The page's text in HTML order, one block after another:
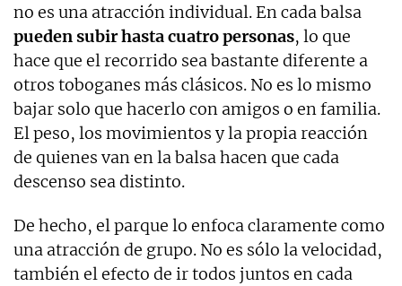
no es una atracción individual. En cada balsa
pueden subir hasta cuatro personas, lo que
hace que el recorrido sea bastante diferente a
otros toboganes más clásicos. No es lo mismo
bajar solo que hacerlo con amigos o en familia.
El peso, los movimientos y la propia reacción
de quienes van en la balsa hacen que cada
descenso sea distinto.
De hecho, el parque lo enfoca claramente como
una atracción de grupo. No es sólo la velocidad,
también el efecto de ir todos juntos en cada